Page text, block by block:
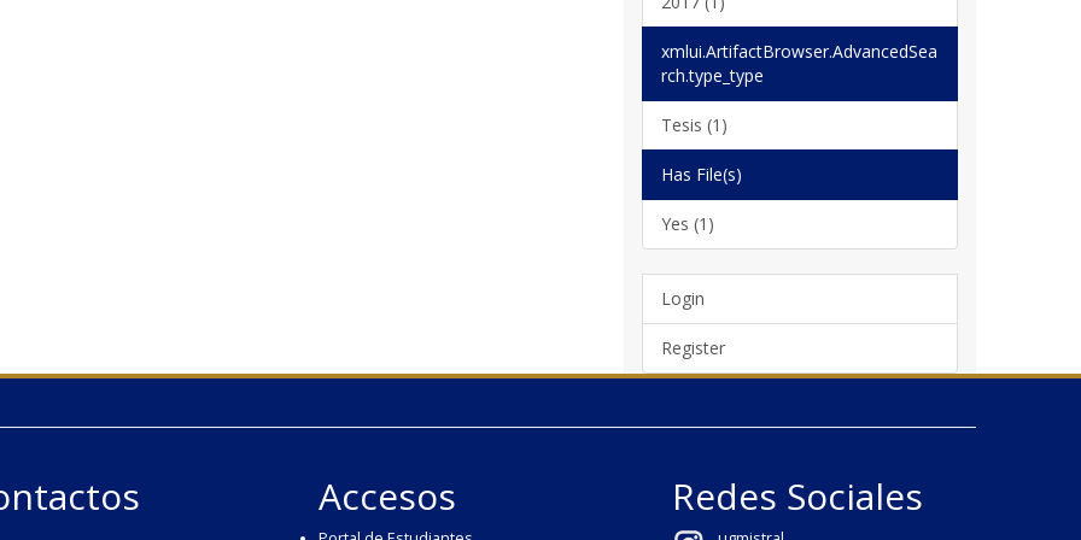
xmlui.ArtifactBrowser.AdvancedSea
rch.type_type
Tesis (1)
Has File(s)
Yes (1)
Login
Register
Accesos Redes Sociales